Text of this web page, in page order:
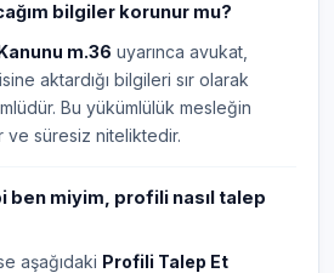
bilgiler korunur mu?
m.36 uyarınca avukat,
aktardığı bilgileri sır olarak
Bu yükümlülük mesleğin
ve süresiz niteliktedir.
ben miyim, profili nasıl talep
aşağıdaki Profili Talep Et